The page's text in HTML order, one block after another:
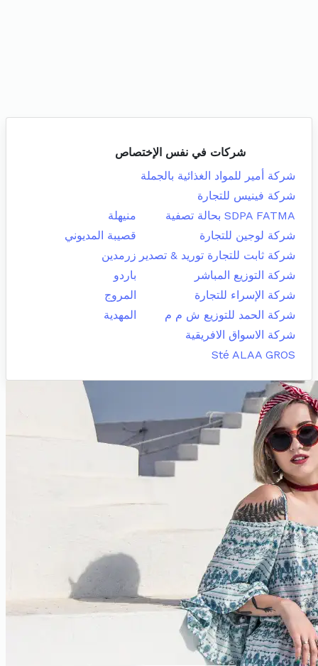
شركات في نفس الإختصاص
شركة أمير للمواد الغذائية بالجملة
شركة فينيس للتجارة
SDPA FATMA بحالة تصفية
منيهلة
شركة لوجين للتجارة
قصيبة المديوني
شركة ثابت للتجارة توريد & تصدير زرمدين
شركة التوزيع المباشر
باردو
شركة الإسراء للتجارة
المروج
شركة الحمد للتوزيع ش م م
المهدية
شركة الاسواق الافريقية
Sté ALAA GROS